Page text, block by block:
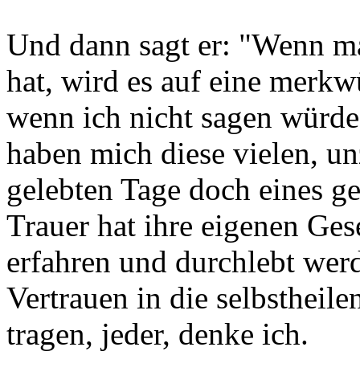
Und dann sagt er: "Wenn
hat, wird es auf eine
wenn ich nicht sagen
haben mich diese vielen,
gelebten Tage doch eines
Trauer hat ihre eigenen
erfahren und durchlebt
Vertrauen in die
tragen, jeder, denke ich.